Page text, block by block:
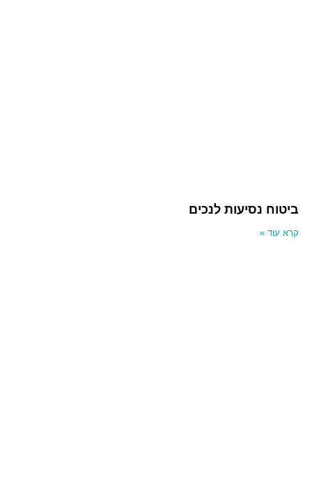
ביטוח נסיעות לנכים
קרא עוד »